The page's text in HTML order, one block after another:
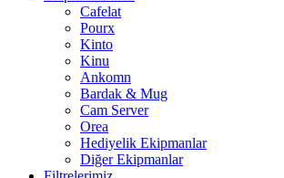
Cafelat
Pourx
Kinto
Kinu
Ankomn
Bardak & Mug
Cam Server
Orea
Hediyelik Ekipmanlar
Diğer Ekipmanlar